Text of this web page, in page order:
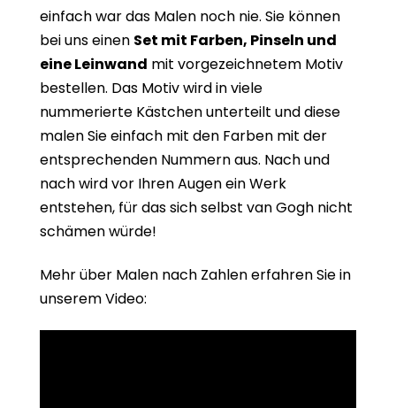
einfach war das Malen noch nie. Sie können
bei uns einen Set mit Farben, Pinseln und
eine Leinwand mit vorgezeichnetem Motiv
bestellen. Das Motiv wird in viele
nummerierte Kästchen unterteilt und diese
malen Sie einfach mit den Farben mit der
entsprechenden Nummern aus. Nach und
nach wird vor Ihren Augen ein Werk
entstehen, für das sich selbst van Gogh nicht
schämen würde!
Mehr über Malen nach Zahlen erfahren Sie in
unserem Video: